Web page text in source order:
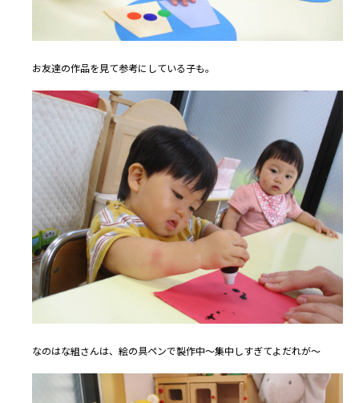
お友達の作品を見て参考にしている子も。
なのはな組さんは、絵の具ペンで製作中～集中しすぎてよだれが～